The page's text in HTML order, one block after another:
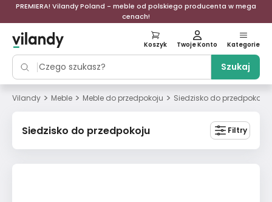
PREMIERA! Vilandy Poland - meble od polskiego producenta w mega
cenach!
Szukaj
Koszyk Twoje Konto Kategorie
Vilandy > Meble > Meble do przedpokoju > Siedzisko do przedpokoju
Siedzisko do przedpokoju Filtry